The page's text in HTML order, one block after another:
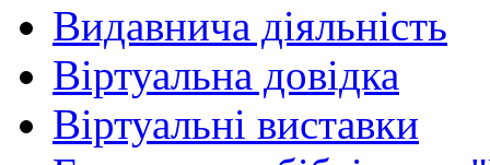
Видавнича діяльність
Віртуальна довідка
Віртуальні виставки